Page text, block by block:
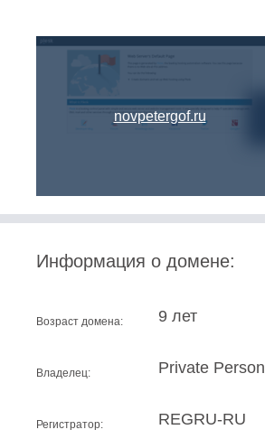
novpetergof.ru
Информация о домене:
Возраст домена: 9 лет
Владелец: Private Person
Регистратор: REGRU-RU